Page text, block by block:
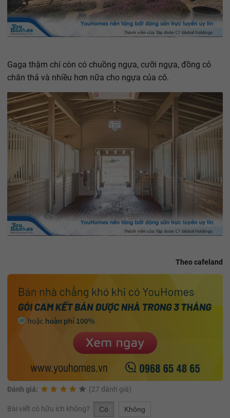
Gaga thậm chí còn có chuồng ngựa, cưỡi ngựa, đồng cỏ
chăn thả và nhiều hơn nữa cho ngựa của cô.
Theo cafeland
Đánh giá: (27 đánh giá)
Bài viết có hữu ích không? Có Không